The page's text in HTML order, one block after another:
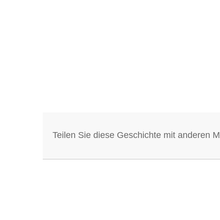
Teilen Sie diese Geschichte mit anderen